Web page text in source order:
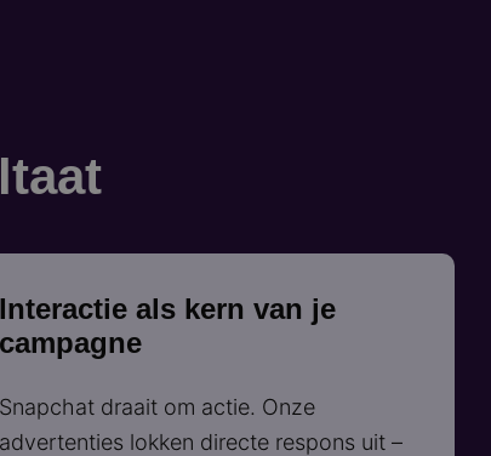
Interactie als kern van je
campagne
Snapchat draait om actie. Onze
advertenties lokken directe respons uit –